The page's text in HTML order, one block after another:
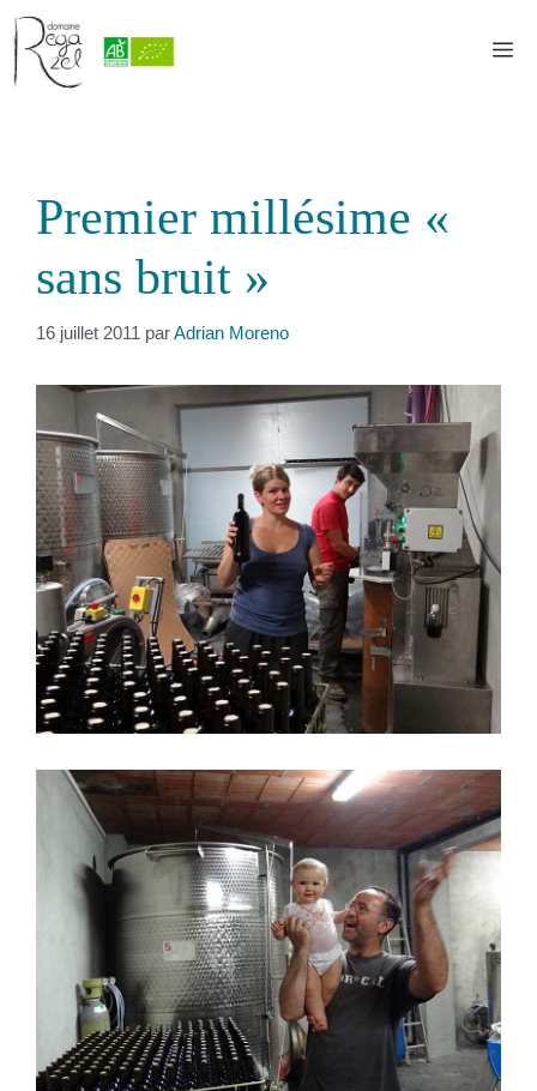
Aller
au
contenu
Premier millésime «
sans bruit »
16 juillet 2011 parAdrian Moreno